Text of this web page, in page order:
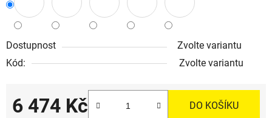
Dostupnost
Zvolte variantu
Kód:
Zvolte variantu
6 474 Kč DO KOŠÍKU